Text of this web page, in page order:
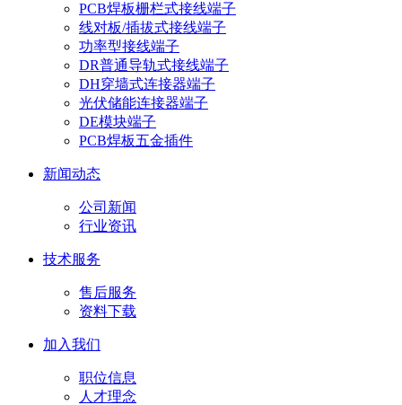
PCB焊板栅栏式接线端子
线对板/插拔式接线端子
功率型接线端子
DR普通导轨式接线端子
DH穿墙式连接器端子
光伏储能连接器端子
DE模块端子
PCB焊板五金插件
新闻动态
公司新闻
行业资讯
技术服务
售后服务
资料下载
加入我们
职位信息
人才理念